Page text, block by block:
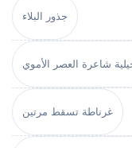
جذور البلاء
شاعرة العصر الأموي
غرناطة تسقط مرتين